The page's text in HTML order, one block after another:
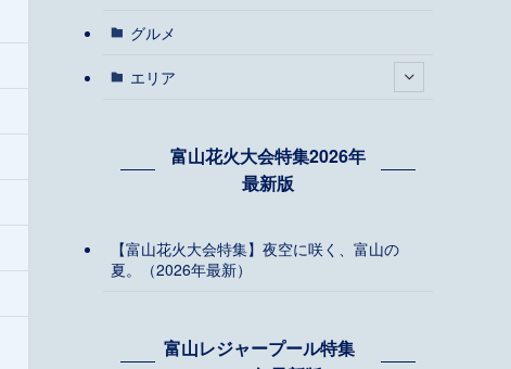
グルメ
エリア
富山花火大会特集2026年
最新版
【富山花火大会特集】夜空に咲く、富山の
夏。（2026年最新）
富山レジャープール特集